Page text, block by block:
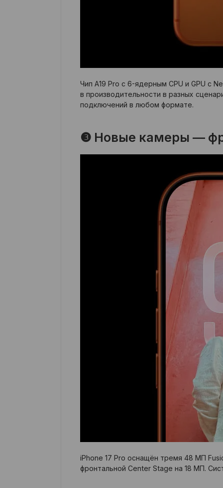
Чип A19 Pro с 6-ядерным CPU и GPU с
в производительности в разных
подключений в любом формате.
❸ Новые камеры —
iPhone 17 Pro оснащён тремя 48 МП
фронтальной Center Stage на 18 МП.